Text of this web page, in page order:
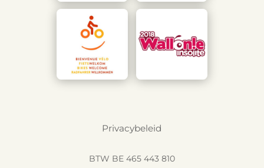
Privacybeleid
BTW BE 465 443 810